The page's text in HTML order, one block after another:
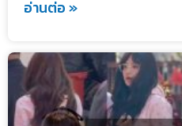
อ่านต่อ »